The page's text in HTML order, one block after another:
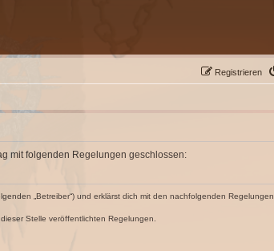
Registrieren
mit folgenden Regelungen geschlossen:
„Betreiber“) und erklärst dich mit den nachfolgenden Regelungen
Stelle veröffentlichten Regelungen.